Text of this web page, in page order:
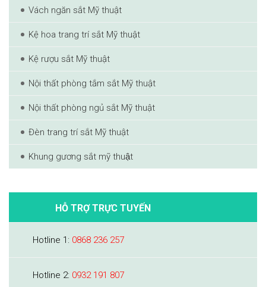
Vách ngăn sắt Mỹ thuật
Kệ hoa trang trí sắt Mỹ thuật
Kệ rượu sắt Mỹ thuật
Nội thất phòng tắm sắt Mỹ thuật
Nội thất phòng ngủ sắt Mỹ thuật
Đèn trang trí sắt Mỹ thuật
Khung gương sắt mỹ thuật
HỖ TRỢ TRỰC TUYẾN
Hotline 1: 0868 236 257
Hotline 2: 0932 191 807